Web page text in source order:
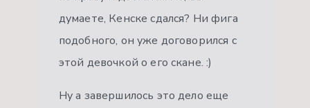
думаете, Кенске сдался? Ни фига
подобного, он уже договорился с
этой девочкой о его скане. :)
Ну а завершилось это дело еще